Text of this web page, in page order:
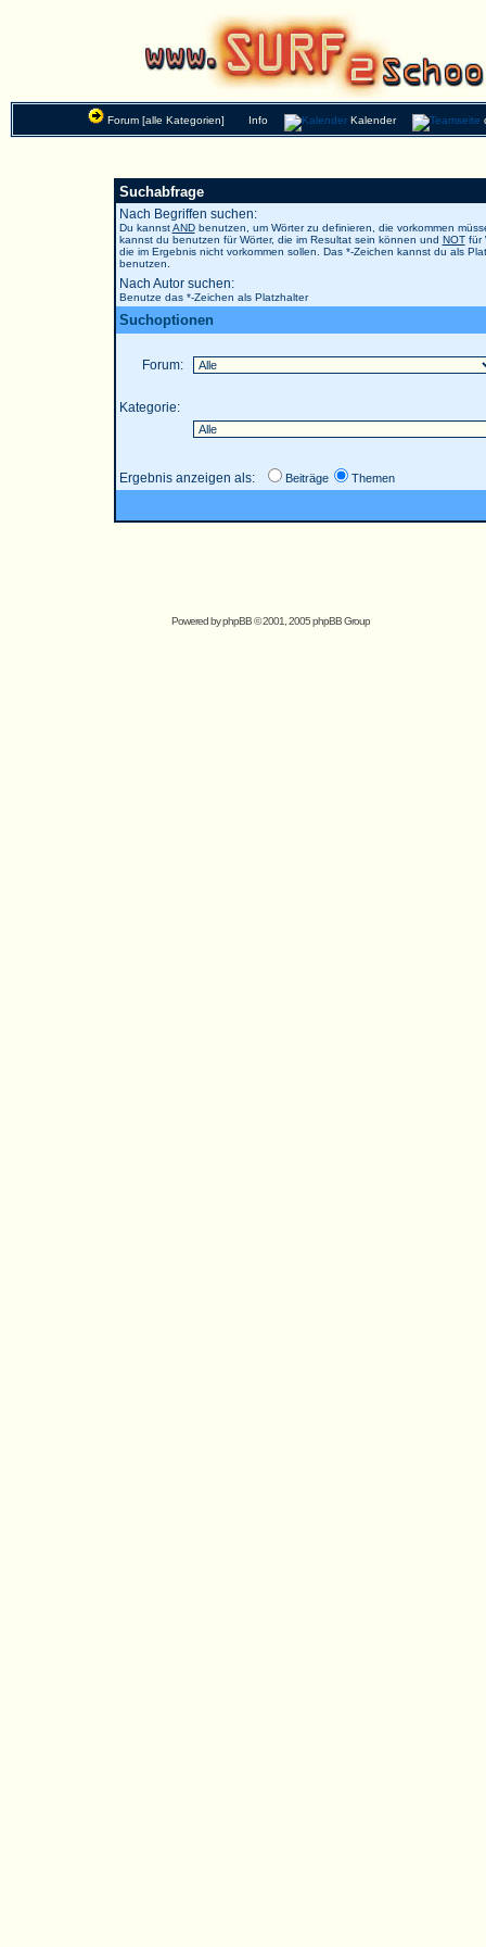
Forum [alle Kategorien] Info Kalender
Suchabfrage
Nach Begriffen suchen:
Du kannstANDbenutzen, um Wörter zu definieren, die vorkommen
kannst du benutzen für Wörter, die im Resultat sein können und NOTfür
die im Ergebnis nicht vorkommen sollen. Das *-Zeichen kannst du als
benutzen.
Nach Autor suchen:
Benutze das *-Zeichen als Platzhalter
Suchoptionen
Forum:
Kategorie:
Ergebnis anzeigen als: Beiträge Themen
Powered byphpBB© 2001, 2005 phpBB Group